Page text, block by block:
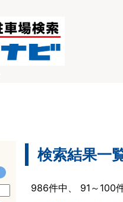
検索結果一
986件中、 91～100